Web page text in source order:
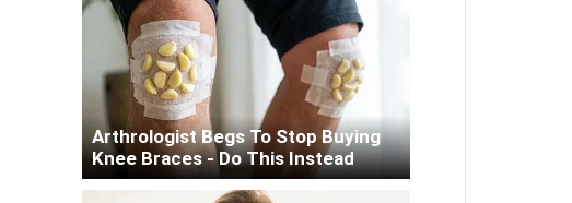
Arthrologist Begs To Stop Buying
Knee Braces - Do This Instead